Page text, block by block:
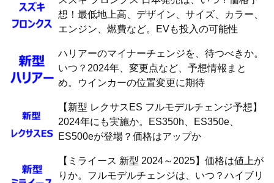
想！最低地上高、デザイン、サイズ、カラー、
エンジン、燃費など。EVも投入の可能性
ハリアーのマイナーチェンジを、待つべきか。
いつ？2024年、変更点など、予想情報まと
め。ウインカーの位置変更に期待
【新型 レクサスES フルモデルチェンジ予想】
2024年にも実施か。ES350h、ES350e、
ES500eが登場？価格はアップか
【ミライース 新型 2024～2025】価格は値上が
りか。フルモデルチェンジは、いつ？ハイブリ